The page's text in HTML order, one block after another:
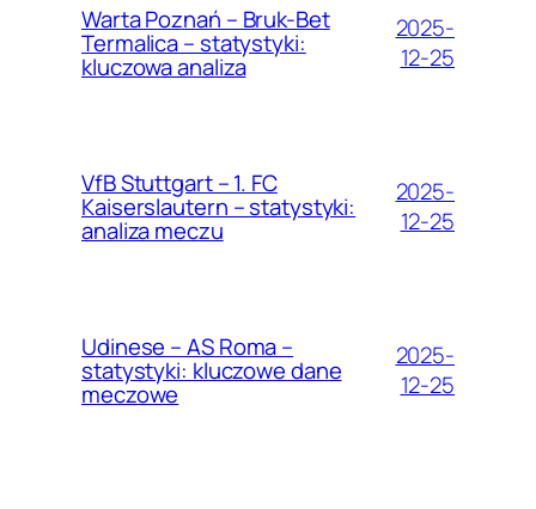
Warta Poznań – Bruk-Bet
Termalica – statystyki:
kluczowa analiza
2025-
12-25
VfB Stuttgart – 1. FC
Kaiserslautern – statystyki:
analiza meczu
2025-
12-25
Udinese – AS Roma –
statystyki: kluczowe dane
meczowe
2025-
12-25